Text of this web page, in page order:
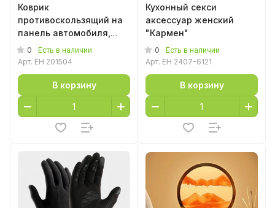
Коврик
противоскользящий на
панель автомобиля,
8*14 см
0
Есть в наличии
Арт. EH 201504
В корзину
Кухонный секси
аксессуар женский
"Кармен"
0
Есть в наличии
Арт. EH 2407-6121
В корзину